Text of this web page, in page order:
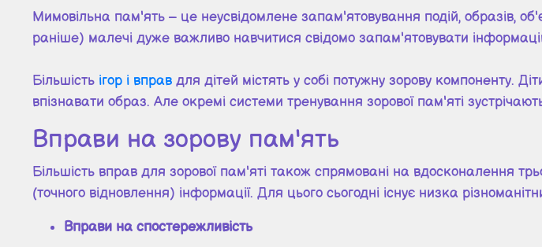
Мимовільна пам'ять – це неусвідомлене запам'ятовування подій, образів,
раніше) малечі дуже важливо навчитися свідомо запам'ятовувати
Більшість ігор і вправ для дітей містять у собі потужну зорову компоненту.
впізнавати образ. Але окремі системи тренування зорової пам'яті
Вправи на зорову пам'ять
Більшість вправ для зорової пам'яті також спрямовані на вдосконалення
(точного відновлення) інформації. Для цього сьогодні існує низка
Вправи на спостережливість